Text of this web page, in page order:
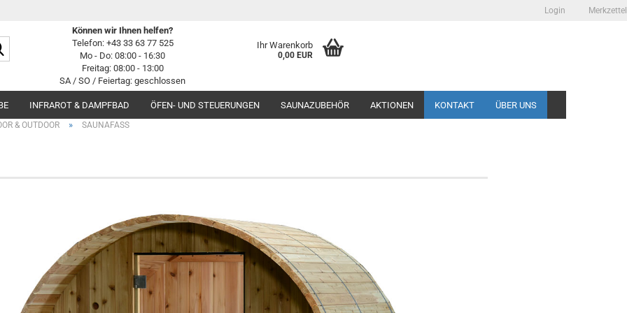
Login Merkzettel
Können wir Ihnen helfen?
Telefon: +43 33 63 77 525
Mo - Do: 08:00 - 16:30
Freitag: 08:00 - 13:00
SA / SO / Feiertag: geschlossen
Ihr Warenkorb
0,00 EUR
INFRAROT & DAMPFBAD ÖFEN- UND STEUERUNGEN SAUNAZUBEHÖR AKTIONEN KONTAKT ÜBER UNS
& OUTDOOR » SAUNAFASS